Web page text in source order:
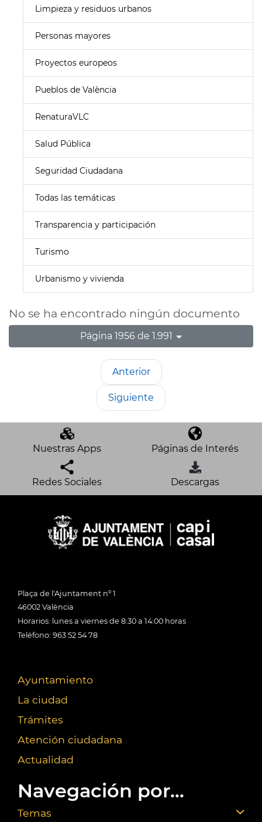
Limpieza y residuos urbanos
Personas mayores
Proyectos europeos
Pueblos de València
RenaturaVLC
Salud Pública
Seguridad Ciudadana
Todas las temáticas
Transparencia y participación
Turismo
Urbanismo y vivienda
No se ha encontrado ningún documento
Página 1956 de 1.991
Anterior
Siguiente
Nuestras Apps Páginas de Interés
Redes Sociales Descargas
Plaça de l'Ajuntament nº 1
46002 València
Horarios: lunes a viernes de 8:30 a 14:00 horas
Teléfono: 963 52 54 78
Ayuntamiento
La ciudad
Trámites
Atención ciudadana
Actualidad
Navegación por...
Temas